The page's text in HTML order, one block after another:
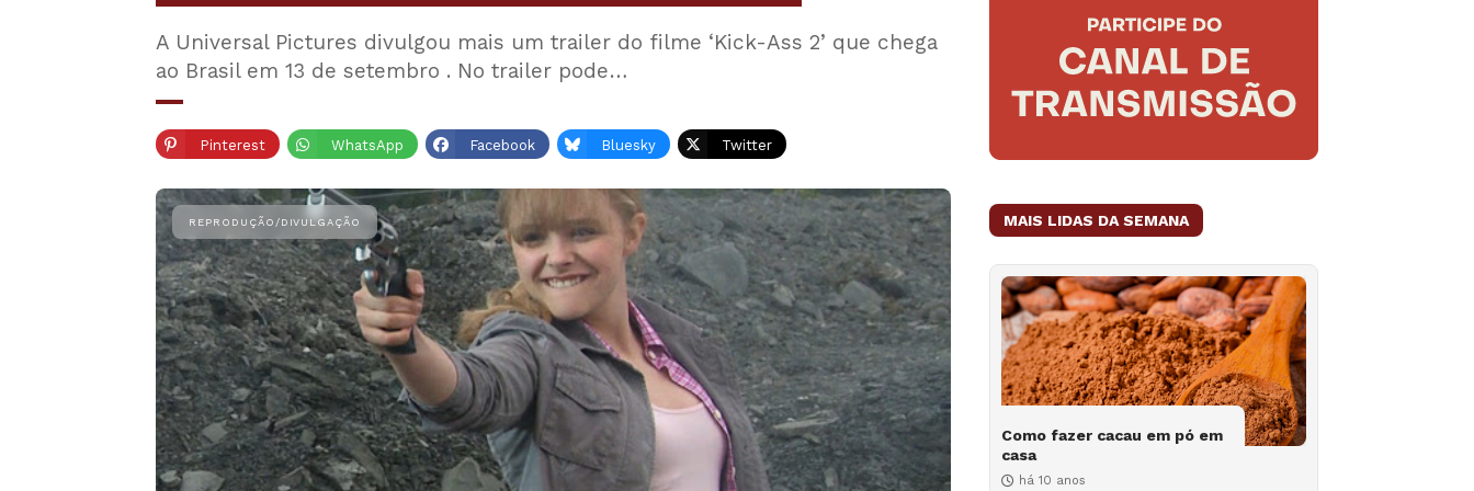
A Universal Pictures divulgou mais um trailer do filme ‘Kick-Ass 2’ que chega
ao Brasil em 13 de setembro . No trailer pode…
Pinterest WhatsApp Facebook Bluesky Twitter
MAIS LIDAS DA SEMANA
Como fazer cacau em pó em
casa
há 10 anos